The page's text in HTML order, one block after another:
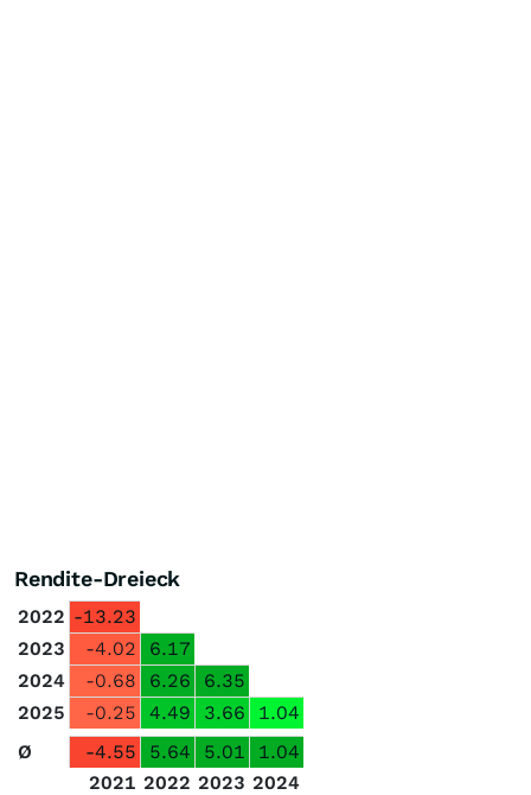
Rendite-Dreieck
2022 -13.23
2023
-4.02
6.17
2024
-0.68 6.26
6.35
2025
-0.25 4.49 3.66
1.04
Ø
-4.55 5.64 5.01
1.04
2021 2022 2023 2024